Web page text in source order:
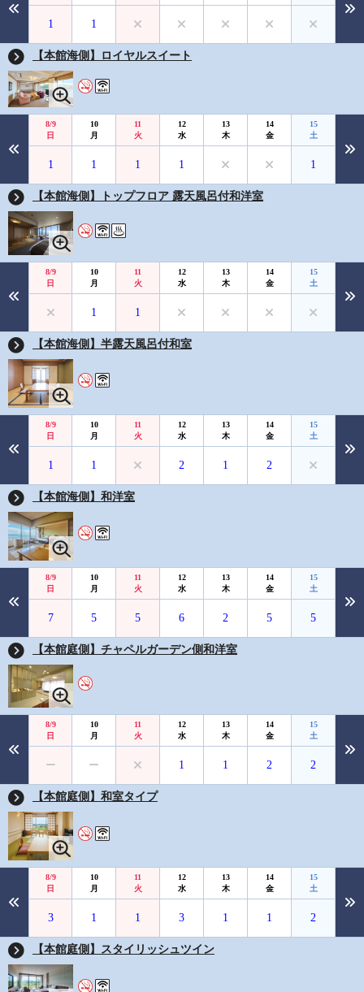
1 1
【本館海側】ロイヤルスイート
8/9
日
10
月
11
火
12
水
13
木
14
金
15
土
1 1 1 1 1
【本館海側】トップフロア 露天風呂付和洋室
8/9
日
10
月
11
火
12
水
13
木
14
金
15
土
1 1
【本館海側】半露天風呂付和室
8/9
日
10
月
11
火
12
水
13
木
14
金
15
土
1 1 2 1 2
【本館海側】和洋室
8/9
日
10
月
11
火
12
水
13
木
14
金
15
土
7 5 5 6 2 5 5
【本館庭側】チャペルガーデン側和洋室
8/9
日
10
月
11
火
12
水
13
木
14
金
15
土
1 1 2 2
【本館庭側】和室タイプ
8/9
日
10
月
11
火
12
水
13
木
14
金
15
土
3 1 1 3 1 1 2
【本館庭側】スタイリッシュツイン